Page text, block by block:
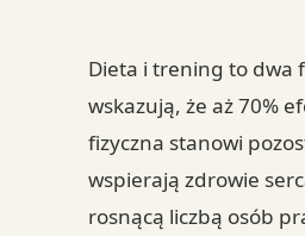
Dieta i trening to dwa
wskazują, że aż 70%
fizyczna stanowi
wspierają zdrowie
rosnącą liczbą osób